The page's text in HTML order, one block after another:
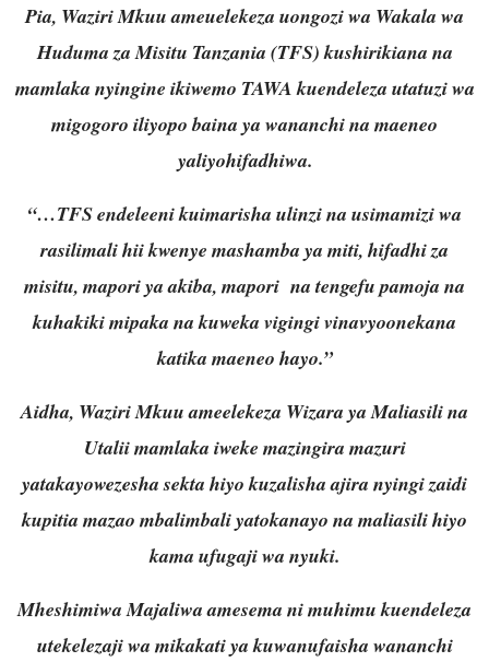
Pia, Waziri Mkuu ameuelekeza uongozi wa Wakala wa
Huduma za Misitu Tanzania (TFS) kushirikiana na
mamlaka nyingine ikiwemo TAWA kuendeleza utatuzi wa
migogoro iliyopo baina ya wananchi na maeneo
yaliyohifadhiwa.
“…TFS endeleeni kuimarisha ulinzi na usimamizi wa
rasilimali hii kwenye mashamba ya miti, hifadhi za
misitu, mapori ya akiba, mapori na tengefu pamoja na
kuhakiki mipaka na kuweka vigingi vinavyoonekana
katika maeneo hayo.”
Aidha, Waziri Mkuu ameelekeza Wizara ya Maliasili na
Utalii mamlaka iweke mazingira mazuri
yatakayowezesha sekta hiyo kuzalisha ajira nyingi zaidi
kupitia mazao mbalimbali yatokanayo na maliasili hiyo
kama ufugaji wa nyuki.
Mheshimiwa Majaliwa amesema ni muhimu kuendeleza
utekelezaji wa mikakati ya kuwanufaisha wananchi